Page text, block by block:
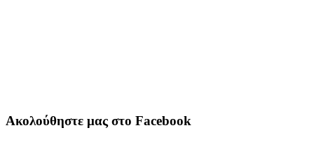
Ακολούθηστε μας στο Facebook